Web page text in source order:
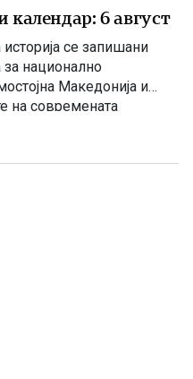
6 август
се запишани
за национално
Македонија и
на современата
е Григорие Хаџи
револуционер,